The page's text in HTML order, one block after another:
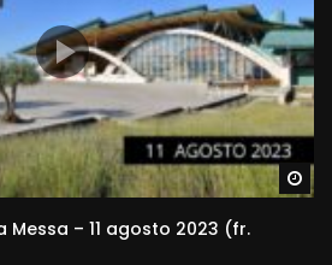
Messa – 11 agosto 2023 (fr.